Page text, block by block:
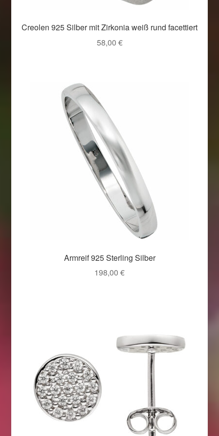
Creolen 925 Silber mit Zirkonia weiß rund facettiert
58,00 €
Armreif 925 Sterling Silber
198,00 €